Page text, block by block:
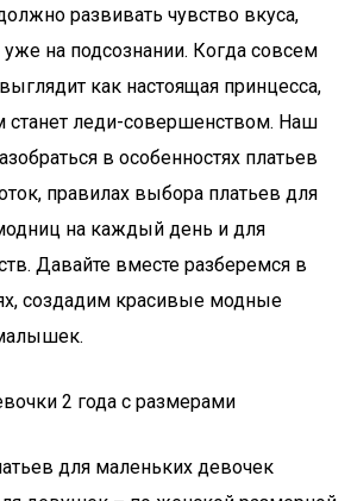
развивать чувство вкуса,
уже на подсознании. Когда совсем
как настоящая принцесса,
станет леди-совершенством. Наш
в особенностях платьев
правилах выбора платьев для
на каждый день и для
Давайте вместе разберемся в
создадим красивые модные
2 года с размерами
для маленьких девочек